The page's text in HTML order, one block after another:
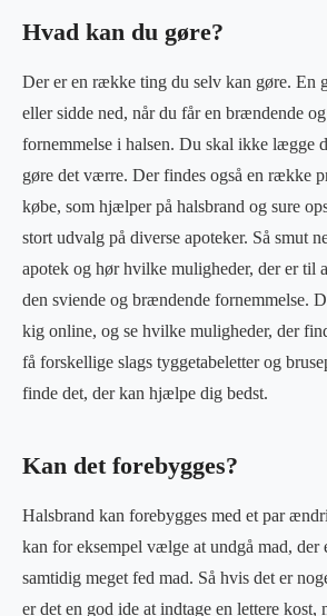
Hvad kan du gøre?
Der er en række ting du selv kan gøre. En
eller sidde ned, når du får en brændende
fornemmelse i halsen. Du skal ikke lægge
gøre det værre. Der findes også en række
købe, som hjælper på halsbrand og sure
stort udvalg på diverse apoteker. Så smut
apotek og hør hvilke muligheder, der er til
den sviende og brændende fornemmelse.
kig online, og se hvilke muligheder, der
få forskellige slags tyggetabeletter og
finde det, der kan hjælpe dig bedst.
Kan det forebygges?
Halsbrand kan forebygges med et par
kan for eksempel vælge at undgå mad,
samtidig meget fed mad. Så hvis det er
er det en god ide at indtage en lettere kost,